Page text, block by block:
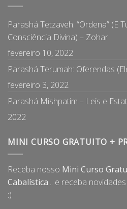
Parashá Tetzaveh: “Ordena” (E
Consciência Divina) – Zohar
fevereiro 10, 2022
Parashá Terumah: Oferendas
fevereiro 3, 2022
Parashá Mishpatim – Leis e
2022
MINI CURSO GRATUITO +
Receba nosso Mini Curso
Cabalística... e receba
:)